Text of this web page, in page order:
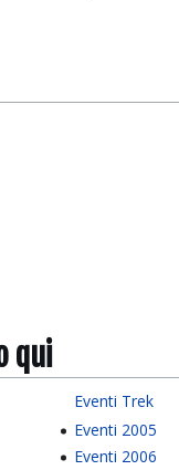
qui
Eventi Trek
Eventi 2005
Eventi 2006